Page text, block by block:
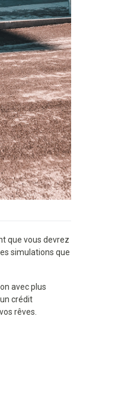
que vous devrez
simulations que
avec plus
crédit
rêves.